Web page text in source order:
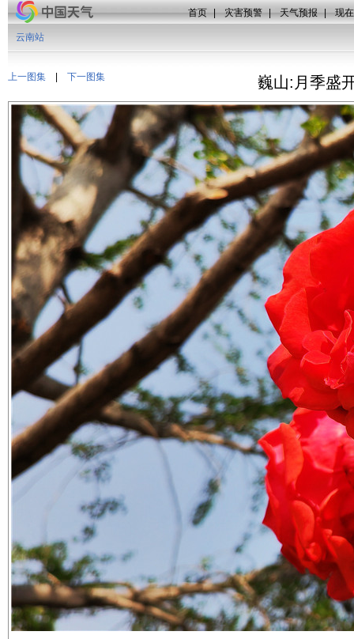
首页 | 灾害预警 | 天气预报 | 现
上一图集 下一图集
云南站
巍山:月季盛